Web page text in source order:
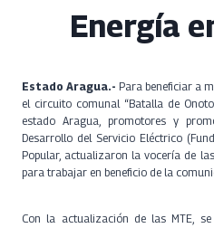
Energía
Estado Aragua.- Para beneficiar a
el circuito comunal “Batalla de
estado Aragua, promotores y
Desarrollo del Servicio Eléctrico
Popular, actualizaron la vocería de
para trabajar en beneficio de la
Con la actualización de las MTE,